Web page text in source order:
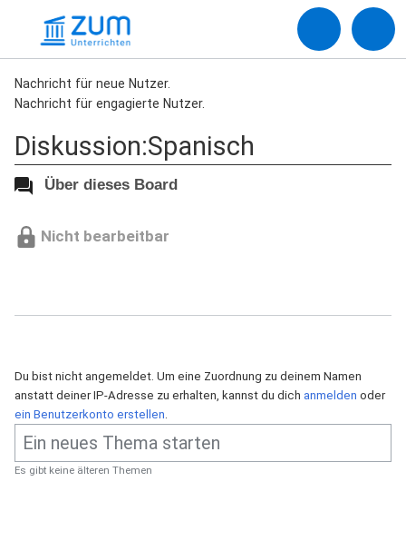
Nachricht für neue Nutzer.
Nachricht für engagierte Nutzer.
Diskussion:Spanisch
Über dieses Board
Nicht bearbeitbar
Du bist nicht angemeldet. Um eine Zuordnung zu deinem Namen
anstatt deiner IP-Adresse zu erhalten, kannst du dich anmelden oder
ein Benutzerkonto erstellen.
Es gibt keine älteren Themen